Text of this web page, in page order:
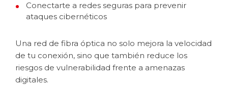
Conectarte a redes seguras para prevenir
ataques cibernéticos
Una red de fibra óptica no solo mejora la velocidad
de tu conexión, sino que también reduce los
riesgos de vulnerabilidad frente a amenazas
digitales.